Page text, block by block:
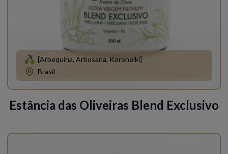
[Arbequina, Arbosana, Koroneiki]
Brasil
Estância das Oliveiras Blend Exclusivo